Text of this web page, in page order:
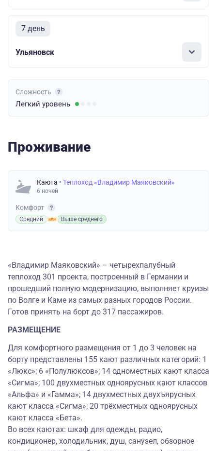
7 день
Ульяновск
Сложность
Легкий уровень
Проживание
Каюта • Теплоход «Владимир Маяковский»
6 ночей
Комфорт
Средний Выше среднего
«Владимир Маяковский» – четырехпалубный
теплоход 301 проекта, построенный в Германии и
прошедший полную модернизацию, выполняет круизы
по Волге и Каме из самых разных городов России.
Готов принять на борт до 317 пассажиров.
РАЗМЕЩЕНИЕ
Для комфортного размещения от 1 до 3 человек на
борту представлены 155 кают различных категорий: 1
«Люкс»; 6 «Полулюксов»; 14 одноместных кают класса
«Сигма»; 100 двухместных одноярусных кают классов
«Альфа» и «Гамма»; 14 двухместных двухъярусных
кают класса «Сигма»; 20 трёхместных одноярусных
кают класса «Бета».
Во всех каютах: шкаф для одежды, радио,
кондиционер, холодильник, душ, санузел, обзорное